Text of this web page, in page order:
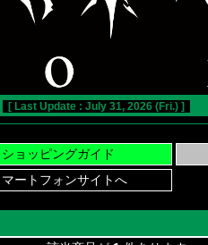
[ Last Update : July 31, 2026 (Fri.) ]